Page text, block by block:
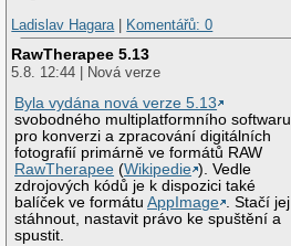
Ladislav Hagara| Komentářů: 0
RawTherapee 5.13
5.8. 12:44 | Nová verze
Byla vydána nová verze 5.13
svobodného multiplatformního softwaru
pro konverzi a zpracování digitálních
fotografií primárně ve formátů RAW
RawTherapee (Wikipedie ). Vedle
zdrojových kódů je k dispozici také
balíček ve formátuAppImage . Stačí jej
stáhnout, nastavit právo ke spuštění a
spustit.